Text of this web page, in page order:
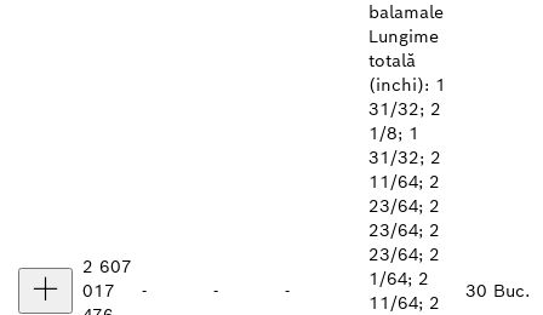
2 607
017
- - -
balamale
Lungime
totală
(inchi): 1
31/32; 2
1/8; 1
31/32; 2
11/64; 2
23/64; 2
23/64; 2
23/64; 2
1/64; 2
11/64; 2
30 Buc.